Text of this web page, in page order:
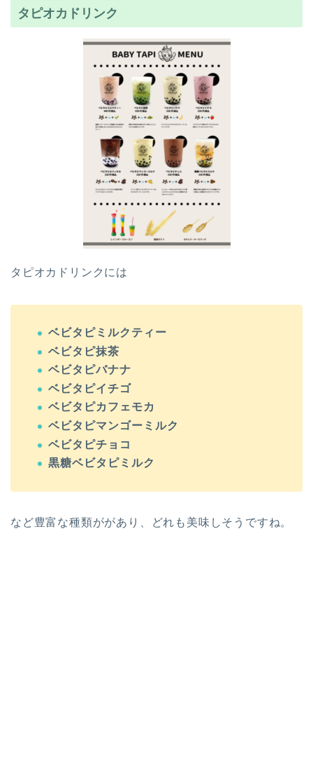
タピオカドリンク
タピオカドリンクには
ベビタピミルクティー
ベビタピ抹茶
ベビタピバナナ
ベビタピイチゴ
ベビタピカフェモカ
ベビタピマンゴーミルク
ベビタピチョコ
黒糖ベビタピミルク
など豊富な種類ががあり、どれも美味しそうですね。